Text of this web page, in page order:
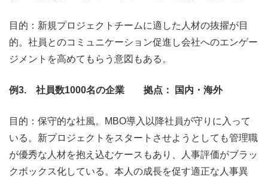
目的：新規プロジェクトチームに適した人材の抜擢が目
的。社員とのコミュニケーション促進し会社へのエンゲー
ジメントを高めてもらう意図もある。
例3. 社員数1000名の企業 拠点： 国内・海外
目的：保守的な社風。MBO導入以降社員が守りに入って
いる。新プロジェクトをスタートさせようとしても管理職
が優秀な人材を抱え込むケースもあり、人事評価がブラッ
クボックス化している。本人の成長を促す適正な人事異